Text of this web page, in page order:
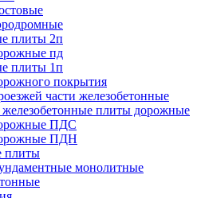
плиты 2п
пд
плиты 1п
покрытия
части железобетонные
плиты дорожные
ПДС
ПДН
плиты
монолитные